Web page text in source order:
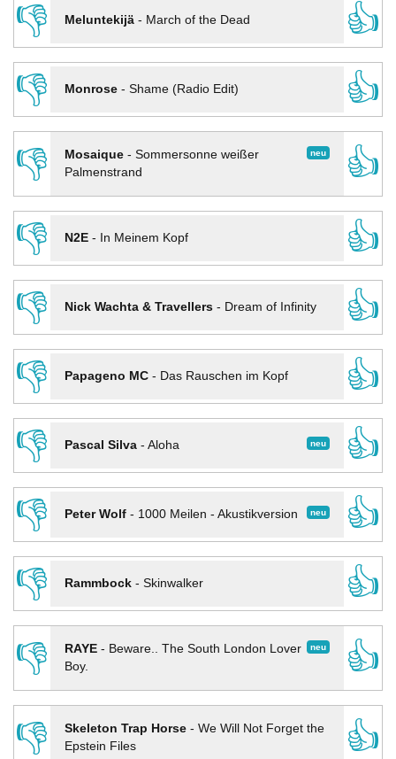
👎
Meluntekijä- March of the Dead
👍
👎
Monrose- Shame (Radio Edit)
👍
👎
neu
Mosaique- Sommersonne weißer
Palmenstrand
👍
👎
N2E- In Meinem Kopf
👍
👎
Nick Wachta & Travellers- Dream of Infinity
👍
👎
Papageno MC- Das Rauschen im Kopf
👍
👎
neu
Pascal Silva- Aloha
👍
👎
neu
Peter Wolf- 1000 Meilen - Akustikversion
👍
👎
Rammbock- Skinwalker
👍
👎
neu
RAYE- Beware.. The South London Lover
Boy.
👍
👎 Skeleton Trap Horse- We Will Not Forget the
Epstein Files
👍